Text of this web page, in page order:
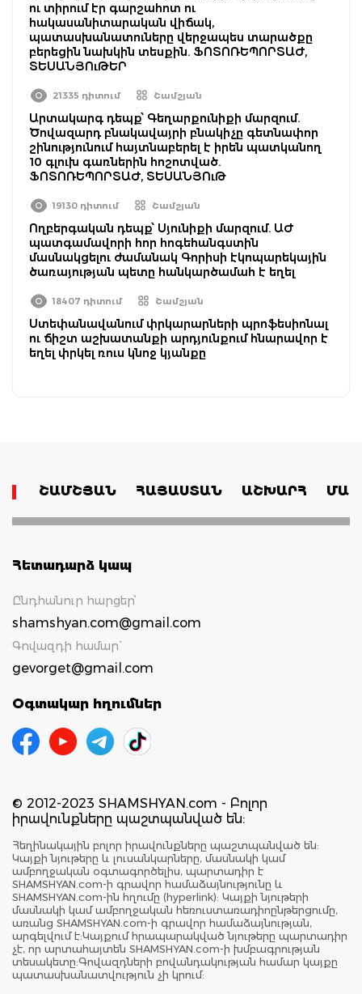
ու տիրում էր գարշահոտ ու
հակասանիտարական վիճակ,
պատասխանատուները վերջապես տարածքը
բերեցին նախկին տեսքին. ՖՈՏՈՌԵՊՈՐՏԱԺ,
ՏԵՍԱՆՅՈւԹԵՐ
21335 դիտում Շամշյան
Արտակարգ դեպք՝ Գեղարքունիքի մարզում.
Ծովազարդ բնակավայրի բնակիչը գետնափոր
շինությունում հայտնաբերել է իրեն պատկանող
10 գլուխ գառներին հոշոտված.
ՖՈՏՈՌԵՊՈՐՏԱԺ, ՏԵՍԱՆՅՈւԹ
19130 դիտում Շամշյան
Ողբերգական դեպք՝ Սյունիքի մարզում. ԱԺ
պատգամավորի հոր հոգեհանգստին
մասնակցելու ժամանակ Գորիսի էկոպարեկային
ծառայության պետը հանկարծամահ է եղել
18407 դիտում Շամշյան
Ստեփանավանում փրկարարների պրոֆեսիոնալ
ու ճիշտ աշխատանքի արդյունքում հնարավոր է
եղել փրկել ռուս կնոջ կյանքը
ՇԱՄՇՅԱՆ ՀԱՅԱՍՏԱՆ ԱՇԽԱՐՀ
Հետադարձ կապ
Ընդհանուր հարցեր՝
shamshyan.com@gmail.com
Գովազդի համար`
gevorget@gmail.com
Օգտակար հղումներ
© 2012-2023 SHAMSHYAN.com - Բոլոր
իրավունքները պաշտպանված են:
Հեղինակային բոլոր իրավունքները պաշտպանված են:
Կայքի նյութերը և լուսանկարները, մասնակի կամ
ամբողջական օգտագործելիս, պարտադիր է
SHAMSHYAN.com-ի գրավոր համաձայնությունը և
SHAMSHYAN.com-ին հղումը (hyperlink): Կայքի նյութերի
մասնակի կամ ամբողջական հեռուստառադիոընթերցումը,
առանց SHAMSHYAN.com-ի գրավոր համաձայնության,
արգելվում է:Կայքում հրապարակված նյութերը պարտադիր
չէ, որ արտահայտեն SHAMSHYAN.com-ի խմբագրության
տեսակետը:Գովազդների բովանդակության համար կայքը
պատասխանատվություն չի կրում: